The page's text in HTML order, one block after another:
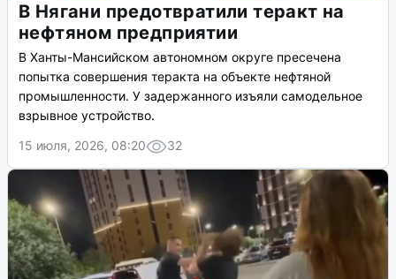
В Нягани предотвратили теракт на
нефтяном предприятии
В Ханты-Мансийском автономном округе пресечена
попытка совершения теракта на объекте нефтяной
промышленности. У задержанного изъяли самодельное
взрывное устройство.
15 июля, 2026, 08:20
32